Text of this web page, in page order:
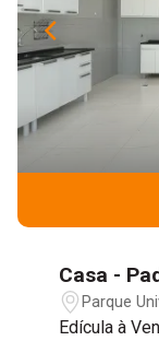
Casa -
Parque
Edícula à